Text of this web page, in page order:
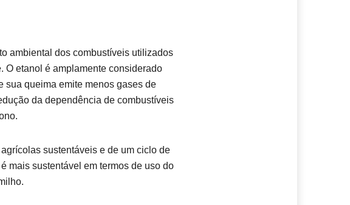
ambiental dos combustíveis utilizados
O etanol é amplamente considerado
sua queima emite menos gases de
da dependência de combustíveis
sustentáveis e de um ciclo de
mais sustentável em termos de uso do